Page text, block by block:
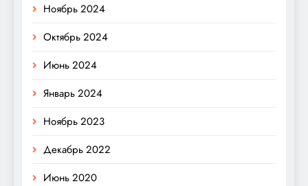
Ноябрь 2024
Октябрь 2024
Июнь 2024
Январь 2024
Ноябрь 2023
Декабрь 2022
Июнь 2020